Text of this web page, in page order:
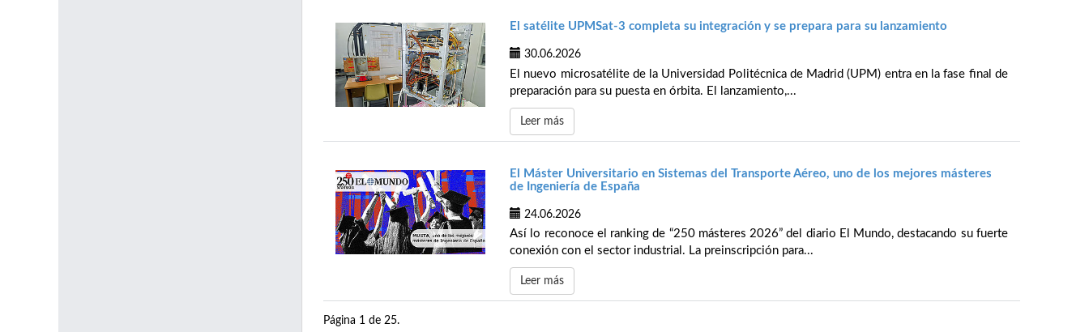
El satélite UPMSat-3 completa su integración y se prepara para su lanzamiento
30.06.2026
El nuevo microsatélite de la Universidad Politécnica de Madrid (UPM) entra en la fase final de
preparación para su puesta en órbita. El lanzamiento,...
Leer más
El Máster Universitario en Sistemas del Transporte Aéreo, uno de los mejores másteres
de Ingeniería de España
24.06.2026
Así lo reconoce el ranking de “250 másteres 2026” del diario El Mundo, destacando su fuerte
conexión con el sector industrial. La preinscripción para...
Leer más
Página 1 de 25.